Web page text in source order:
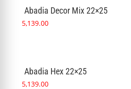
Abadia Decor Mix 22×25
5,139.00
Abadia Hex 22×25
5,139.00